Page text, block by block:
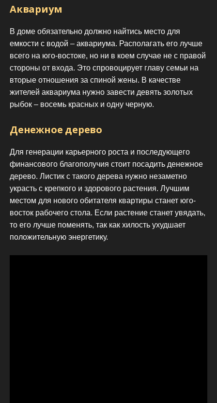
Аквариум
В доме обязательно должно найтись место для
емкости с водой – аквариума. Располагать его лучше
всего на юго-востоке, но ни в коем случае не с правой
стороны от входа. Это спровоцирует главу семьи на
вторые отношения за спиной жены. В качестве
жителей аквариума нужно завести девять золотых
рыбок – восемь красных и одну черную.
Денежное дерево
Для генерации карьерного роста и последующего
финансового благополучия стоит посадить денежное
дерево. Листик с такого дерева нужно незаметно
украсть с крепкого и здорового растения. Лучшим
местом для нового обитателя квартиры станет юго-
восток рабочего стола. Если растение станет увядать,
то его лучше поменять, так как хилость ухудшает
положительную энергетику.